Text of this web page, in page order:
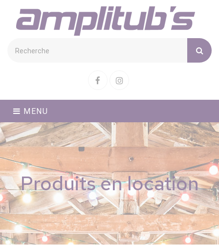
FacebookInstagram
MENU
Produits en location
Cookies management panel